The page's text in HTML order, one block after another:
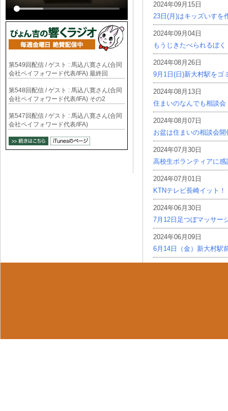
2024年09月15日
23日(月)はキッズいすを
2024年09月04日
もうじきたべられるぼく
2024年08月26日
9月1日(日)新大村駅をゴ
2024年08月13日
住まいのなんでも相談会
2024年08月07日
お盆は住まいの相談会開
2024年07月30日
高校生ボランティアに感
2024年07月01日
KTNテレビ長崎イット！
2024年06月30日
7月12日足つぼマッサー
2024年06月09日
6月14日（金）新大村駅
第549回配信 / ゲスト : 馬込八寛さん(合同
会社ペイフォワード代表/IFA) 最終回
第548回配信 / ゲスト : 馬込八寛さん(合同
会社ペイフォワード代表/IFA) その2
第547回配信 / ゲスト : 馬込八寛さん(合同
会社ペイフォワード代表/IFA)